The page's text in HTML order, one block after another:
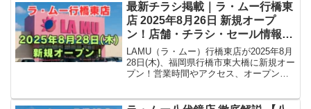
最新チラシ掲載｜ラ・ムー行橋東
店 2025年8月26日 新規オープ
ン！店舗・チラシ・セール情報
徹底解説【オープン日はいつか
ら？】
LAMU（ラ・ムー）行橋東店が2025年8月
28日(木)、福岡県行橋市東大橋に新規オー
プン！営業時間やアクセス、オープンセ